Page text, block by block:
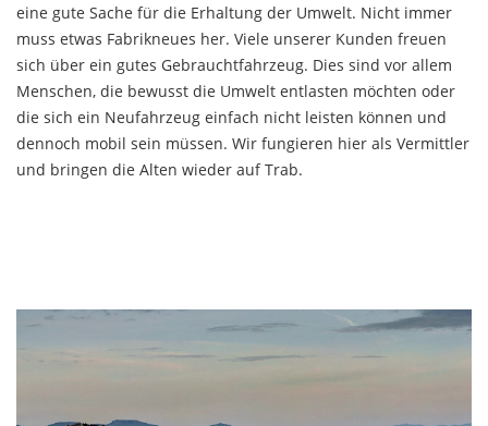
eine gute Sache für die Erhaltung der Umwelt. Nicht immer
muss etwas Fabrikneues her. Viele unserer Kunden freuen
sich über ein gutes Gebrauchtfahrzeug. Dies sind vor allem
Menschen, die bewusst die Umwelt entlasten möchten oder
die sich ein Neufahrzeug einfach nicht leisten können und
dennoch mobil sein müssen. Wir fungieren hier als Vermittler
und bringen die Alten wieder auf Trab.